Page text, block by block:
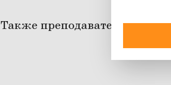
Также преподаватели СФИ